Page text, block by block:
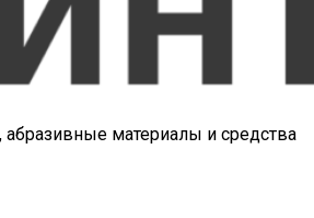
материалы и средства